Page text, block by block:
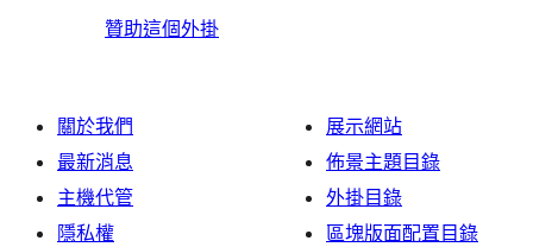
贊助這個外掛
關於我們
最新消息
主機代管
隱私權
展示網站
佈景主題目錄
外掛目錄
區塊版面配置目錄